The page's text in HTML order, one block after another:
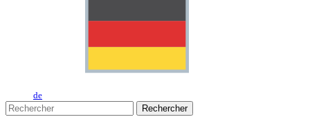
de
Rechercher